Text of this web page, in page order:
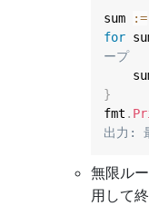
sum :=
for
ープ
}
fmt .
出力:
無限ル
用して